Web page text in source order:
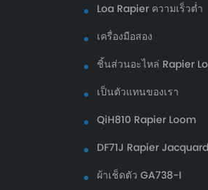
Loa Rapier ความเร็วต่ำ
เครื่องมือสอง
ชิ้นส่วนอะไหล่ Rapier
เป็นตัวแทนของเรา
QiH810 Rapier Loom
DF71J Rapier
ผ้าเช็ดตัว GA738-I